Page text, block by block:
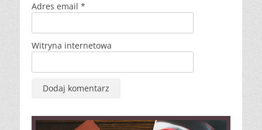
Adres email *
Witryna internetowa